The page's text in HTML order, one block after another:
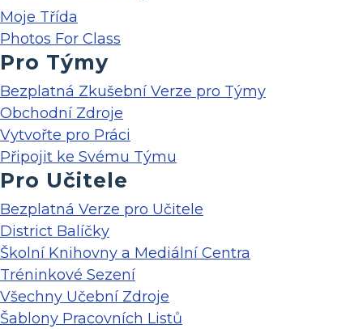
Moje Třída
Photos For Class
Pro Týmy
Bezplatná Zkušební Verze pro Týmy
Obchodní Zdroje
Vytvořte pro Práci
Připojit ke Svému Týmu
Pro Učitele
Bezplatná Verze pro Učitele
District Balíčky
Školní Knihovny a Mediální Centra
Tréninkové Sezení
Všechny Učební Zdroje
Šablony Pracovních Listů